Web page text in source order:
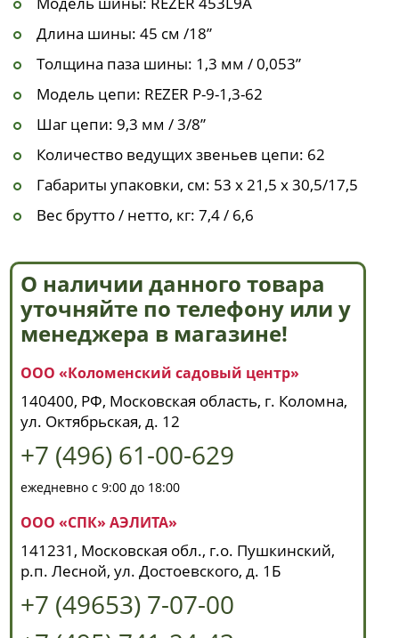
Длина шины: 45 см /18”
Толщина паза шины: 1,3 мм / 0,053”
Модель цепи: REZER P-9-1,3-62
Шаг цепи: 9,3 мм / 3/8”
Количество ведущих звеньев цепи: 62
Габариты упаковки, см: 53 x 21,5 х 30,5/17,5
Вес брутто / нетто, кг: 7,4 / 6,6
О наличии данного товара
уточняйте по телефону или у
менеджера в магазине!
ООО «Коломенский садовый центр»
140400, РФ, Московская область, г. Коломна,
ул. Октябрьская, д. 12
+7 (496) 61-00-629
ежедневно с 9:00 до 18:00
ООО «СПК» АЭЛИТА»
141231, Московская обл., г.о. Пушкинский,
р.п. Лесной, ул. Достоевского, д. 1Б
+7 (49653) 7-07-00